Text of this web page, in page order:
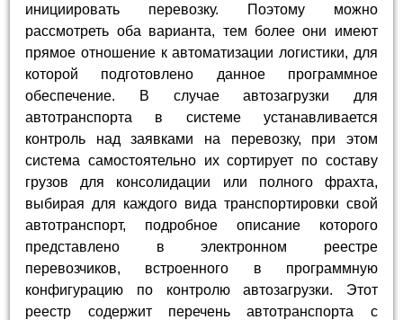
инициировать перевозку. Поэтому можно
рассмотреть оба варианта, тем более они имеют
прямое отношение к автоматизации логистики, для
которой подготовлено данное программное
обеспечение. В случае автозагрузки для
автотранспорта в системе устанавливается
контроль над заявками на перевозку, при этом
система самостоятельно их сортирует по составу
грузов для консолидации или полного фрахта,
выбирая для каждого вида транспортировки свой
автотранспорт, подробное описание которого
представлено в электронном реестре
перевозчиков, встроенного в программную
конфигурацию по контролю автозагрузки. Этот
реестр содержит перечень автотранспорта с